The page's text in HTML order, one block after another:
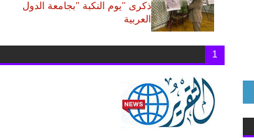
ذكرى "يوم النكبة "بجامعة الدول
العربية
1